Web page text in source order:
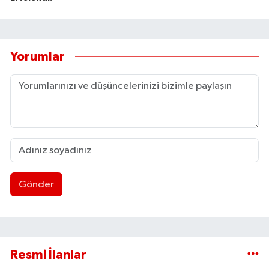
Yorumlar
Gönder
Resmi İlanlar